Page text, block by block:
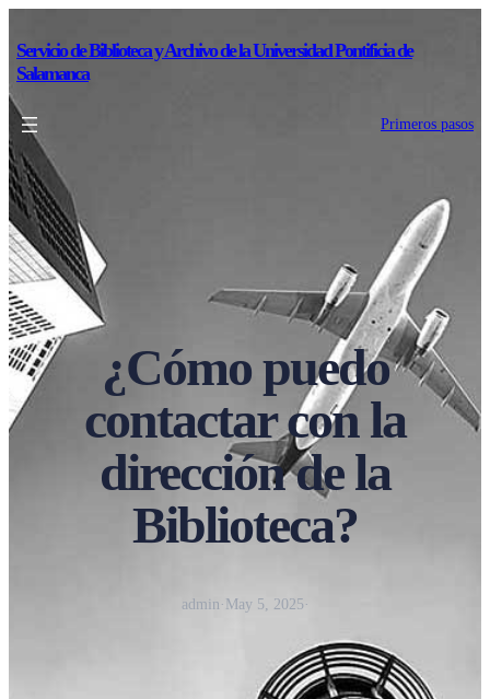
Servicio de Biblioteca y Archivo de la Universidad Pontificia de
Salamanca
Primeros pasos
¿Cómo puedo
contactar con la
dirección de la
Biblioteca?
admin · May 5, 2025 ·